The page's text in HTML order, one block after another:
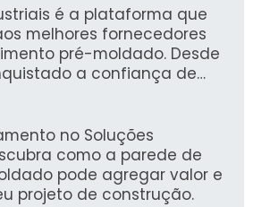
para atender às demandas
empreendimentos.
é a plataforma que
melhores fornecedores
pré-moldado. Desde
a confiança de
por soluções
no Soluções
como a parede de
pode agregar valor e
projeto de construção.